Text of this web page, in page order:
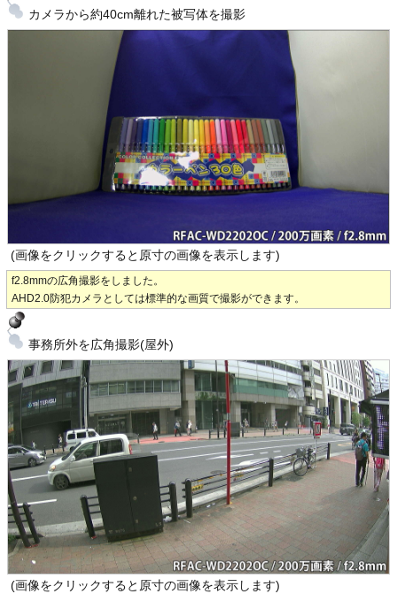
カメラから約40cm離れた被写体を撮影
(画像をクリックすると原寸の画像を表示します)
f2.8mmの広角撮影をしました。
AHD2.0防犯カメラとしては標準的な画質で撮影ができます。
事務所外を広角撮影(屋外)
(画像をクリックすると原寸の画像を表示します)